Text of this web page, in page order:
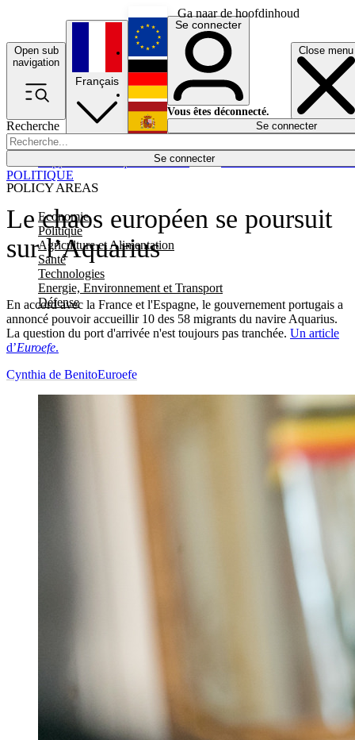
Ga naar de hoofdinhoud
Open sub
navigation
Close menu
Recherche
Se connecter
POLICY AREAS
Economie
Politique
Agriculture et Alimentation
Santé
Technologies
Energie, Environnement et Transport
Défense
Économie
Français
English
Deutsch
Español
Se connecter
Vous êtes déconnecté.
Se connecter
Le chaos européen se poursuit
sur l’Aquarius
En accord avec la France et l'Espagne, le gouvernement portugais a
annoncé pouvoir accueillir 10 des 58 migrants du navire Aquarius.
La question du port d'arrivée n'est toujours pas tranchée. Un article
d’Euroefe.
POLITIQUE
Cynthia de BenitoEuroefe